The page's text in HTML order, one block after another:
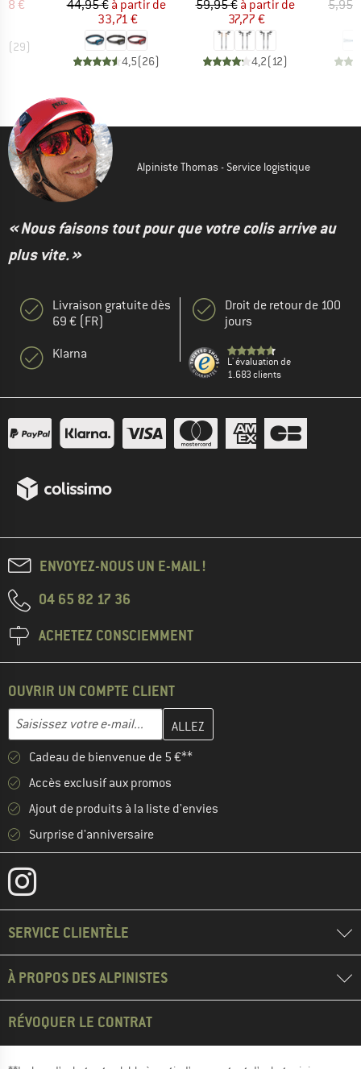
réduit
€
(29)
Prix
44,95 € Prix réduit
à partir de
33,71 €
4,5(26)
Prix
59,95 € Prix réduit
à partir de
37,77 €
4,2(12)
5,95
Alpiniste Thomas - Service logistique
« Nous faisons tout pour que votre colis arrive au
plus vite. »
Livraison gratuite dès
69 € (FR)
Klarna
Droit de retour de 100
jours
L' évaluation de
1.683 clients
ENVOYEZ-NOUS UN E-MAIL !
04 65 82 17 36
ACHETEZ CONSCIEMMENT
OUVRIR UN COMPTE CLIENT
Adresse e-mail
Entrez votre adresse e-mail ici et créez votre compte client à la
Cadeau de bienvenue de 5 €**
Accès exclusif aux promos
Ajout de produits à la liste d'envies
Surprise d'anniversaire
SERVICE CLIENTÈLE
À PROPOS DES ALPINISTES
RÉVOQUER LE CONTRAT